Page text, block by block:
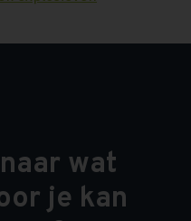
wat
je kan